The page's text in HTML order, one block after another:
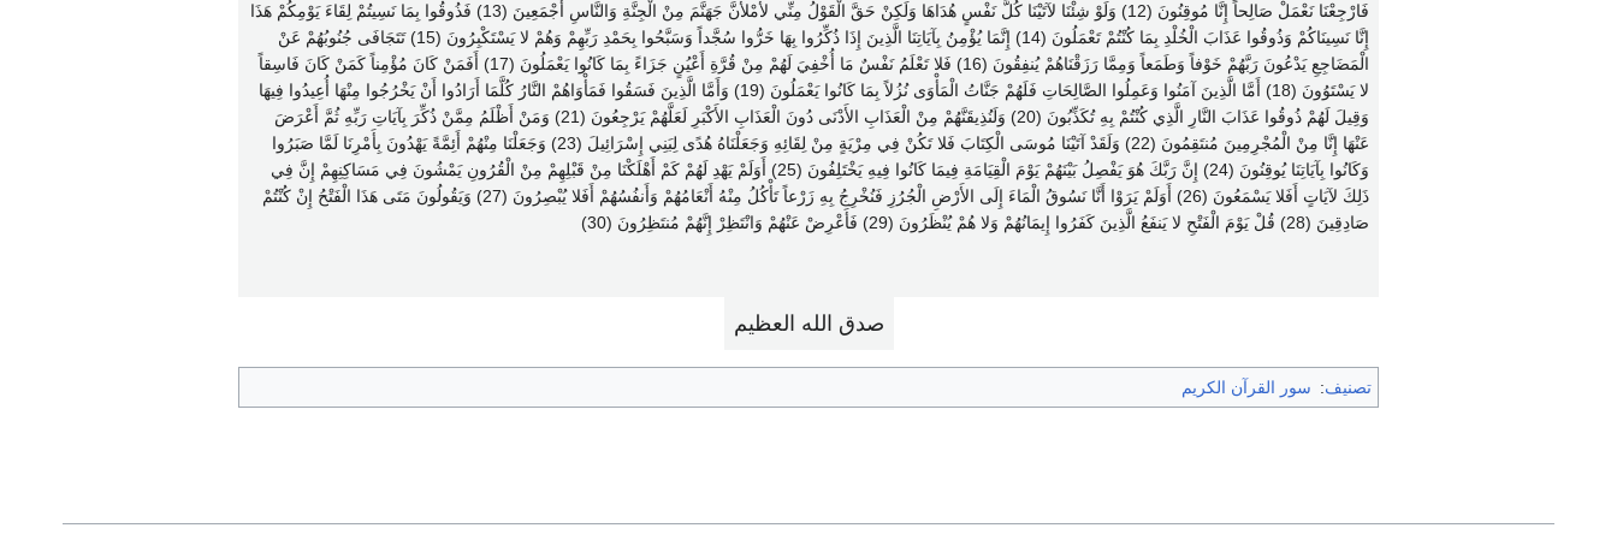
فَارْجِعْنَا نَعْمَلْ صَالِحاً إِنَّا مُوقِنُونَ (12) وَلَوْ شِئْنَا لآتَيْنَا كُلَّ نَفْسٍ هُدَاهَا وَلَكِنْ حَقَّ الْقَوْلُ مِنِّي لأَمْلأَنَّ جَهَنَّمَ مِنْ الْجِنَّةِ وَالنَّاسِ أَجْمَعِينَ (13) فَذُوقُوا بِمَا نَسِيتُمْ لِقَاءَ يَوْمِكُمْ هَذَا
إِنَّا نَسِينَاكُمْ وَذُوقُوا عَذَابَ الْخُلْدِ بِمَا كُنْتُمْ تَعْمَلُونَ (14) إِنَّمَا يُؤْمِنُ بِآيَاتِنَا الَّذِينَ إِذَا ذُكِّرُوا بِهَا خَرُّوا سُجَّداً وَسَبَّحُوا بِحَمْدِ رَبِّهِمْ وَهُمْ لا يَسْتَكْبِرُونَ (15) تَتَجَافَى جُنُوبُهُمْ عَنْ
الْمَضَاجِعِ يَدْعُونَ رَبَّهُمْ خَوْفاً وَطَمَعاً وَمِمَّا رَزَقْنَاهُمْ يُنفِقُونَ (16) فَلا تَعْلَمُ نَفْسٌ مَا أُخْفِيَ لَهُمْ مِنْ قُرَّةِ أَعْيُنٍ جَزَاءً بِمَا كَانُوا يَعْمَلُونَ (17) أَفَمَنْ كَانَ مُؤْمِناً كَمَنْ كَانَ فَاسِقاً
لا يَسْتَوُونَ (18) أَمَّا الَّذِينَ آمَنُوا وَعَمِلُوا الصَّالِحَاتِ فَلَهُمْ جَنَّاتُ الْمَأْوَى نُزُلاً بِمَا كَانُوا يَعْمَلُونَ (19) وَأَمَّا الَّذِينَ فَسَقُوا فَمَأْوَاهُمْ النَّارُ كُلَّمَا أَرَادُوا أَنْ يَخْرُجُوا مِنْهَا أُعِيدُوا فِيهَا
وَقِيلَ لَهُمْ ذُوقُوا عَذَابَ النَّارِ الَّذِي كُنْتُمْ بِهِ تُكَذِّبُونَ (20) وَلَنُذِيقَنَّهُمْ مِنْ الْعَذَابِ الأَدْنَى دُونَ الْعَذَابِ الأَكْبَرِ لَعَلَّهُمْ يَرْجِعُونَ (21) وَمَنْ أَظْلَمُ مِمَّنْ ذُكِّرَ بِآيَاتِ رَبِّهِ ثُمَّ أَعْرَضَ
عَنْهَا إِنَّا مِنْ الْمُجْرِمِينَ مُنتَقِمُونَ (22) وَلَقَدْ آتَيْنَا مُوسَى الْكِتَابَ فَلا تَكُنْ فِي مِرْيَةٍ مِنْ لِقَائِهِ وَجَعَلْنَاهُ هُدًى لِبَنِي إِسْرَائِيلَ (23) وَجَعَلْنَا مِنْهُمْ أَئِمَّةً يَهْدُونَ بِأَمْرِنَا لَمَّا صَبَرُوا
وَكَانُوا بِآيَاتِنَا يُوقِنُونَ (24) إِنَّ رَبَّكَ هُوَ يَفْصِلُ بَيْنَهُمْ يَوْمَ الْقِيَامَةِ فِيمَا كَانُوا فِيهِ يَخْتَلِفُونَ (25) أَوَلَمْ يَهْدِ لَهُمْ كَمْ أَهْلَكْنَا مِنْ قَبْلِهِمْ مِنْ الْقُرُونِ يَمْشُونَ فِي مَسَاكِنِهِمْ إِنَّ فِي
ذَلِكَ لآيَاتٍ أَفَلا يَسْمَعُونَ (26) أَوَلَمْ يَرَوْا أَنَّا نَسُوقُ الْمَاءَ إِلَى الأَرْضِ الْجُرُزِ فَنُخْرِجُ بِهِ زَرْعاً تَأْكُلُ مِنْهُ أَنْعَامُهُمْ وَأَنفُسُهُمْ أَفَلا يُبْصِرُونَ (27) وَيَقُولُونَ مَتَى هَذَا الْفَتْحُ إِنْ كُنْتُمْ
صَادِقِينَ (28) قُلْ يَوْمَ الْفَتْحِ لا يَنفَعُ الَّذِينَ كَفَرُوا إِيمَانُهُمْ وَلا هُمْ يُنْظَرُونَ (29) فَأَعْرِضْ عَنْهُمْ وَانْتَظِرْ إِنَّهُمْ مُنتَظِرُونَ (30)
صدق الله العظيم
تصنيف: سور القرآن الكريم